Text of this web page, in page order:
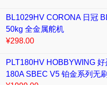
BL1029HV CORONA 日冠
50kg 全金属舵机
¥298.00
PLT180HV HOBBYWING
180A SBEC V5 铂金系列无